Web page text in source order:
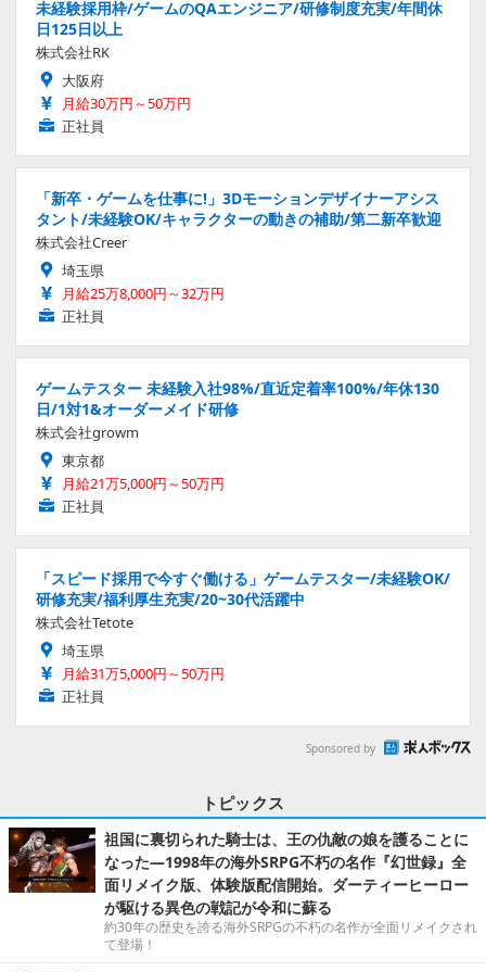
未経験採用枠/ゲームのQAエンジニア/研修制度充実/年間休
日125日以上
株式会社RK
大阪府
月給30万円～50万円
正社員
「新卒・ゲームを仕事に!」3Dモーションデザイナーアシス
タント/未経験OK/キャラクターの動きの補助/第二新卒歓迎
株式会社Creer
埼玉県
月給25万8,000円～32万円
正社員
ゲームテスター 未経験入社98%/直近定着率100%/年休130
日/1対1&オーダーメイド研修
株式会社growm
東京都
月給21万5,000円～50万円
正社員
「スピード採用で今すぐ働ける」ゲームテスター/未経験OK/
研修充実/福利厚生充実/20~30代活躍中
株式会社Tetote
埼玉県
月給31万5,000円～50万円
正社員
Sponsored by
トピックス
祖国に裏切られた騎士は、王の仇敵の娘を護ることに
なった―1998年の海外SRPG不朽の名作『幻世録』全
面リメイク版、体験版配信開始。ダーティーヒーロー
が駆ける異色の戦記が令和に蘇る
約30年の歴史を誇る海外SRPGの不朽の名作が全面リメイクされ
て登場！